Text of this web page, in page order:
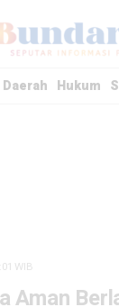
Daerah Hukum
WIB
Aman